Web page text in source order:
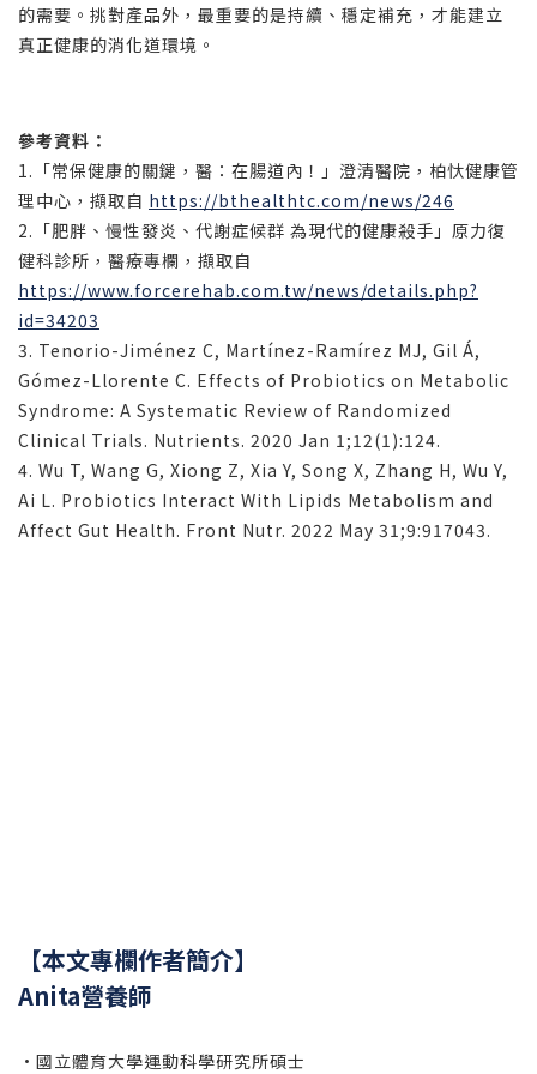
的需要。挑對產品外，最重要的是持續、穩定補充，才能建立
真正健康的消化道環境。
參考資料：
1.「常保健康的關鍵，醫：在腸道內！」澄清醫院，柏忕健康管
理中心，擷取自 https://bthealthtc.com/news/246
2.「肥胖、慢性發炎、代謝症候群 為現代的健康殺手」原力復
健科診所，醫療專欄，擷取自
https://www.forcerehab.com.tw/news/details.php?
id=34203
3. Tenorio-Jiménez C, Martínez-Ramírez MJ, Gil Á,
Gómez-Llorente C. Effects of Probiotics on Metabolic
Syndrome: A Systematic Review of Randomized
Clinical Trials. Nutrients. 2020 Jan 1;12(1):124.
4. Wu T, Wang G, Xiong Z, Xia Y, Song X, Zhang H, Wu Y,
Ai L. Probiotics Interact With Lipids Metabolism and
Affect Gut Health. Front Nutr. 2022 May 31;9:917043.
【本文專欄作者簡介】
Anita營養師
•國立體育大學運動科學研究所碩士